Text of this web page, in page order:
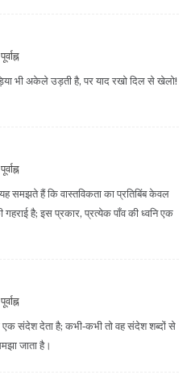
भी अकेले उड़ती है, पर याद रखो दिल से खेलो!
समझते हैं कि वास्तविकता का प्रतिबिंब केवल
गहराई है; इस प्रकार, प्रत्येक पाँव की ध्वनि एक
संदेश देता है; कभी‑कभी तो वह संदेश शब्दों से
जाता है।